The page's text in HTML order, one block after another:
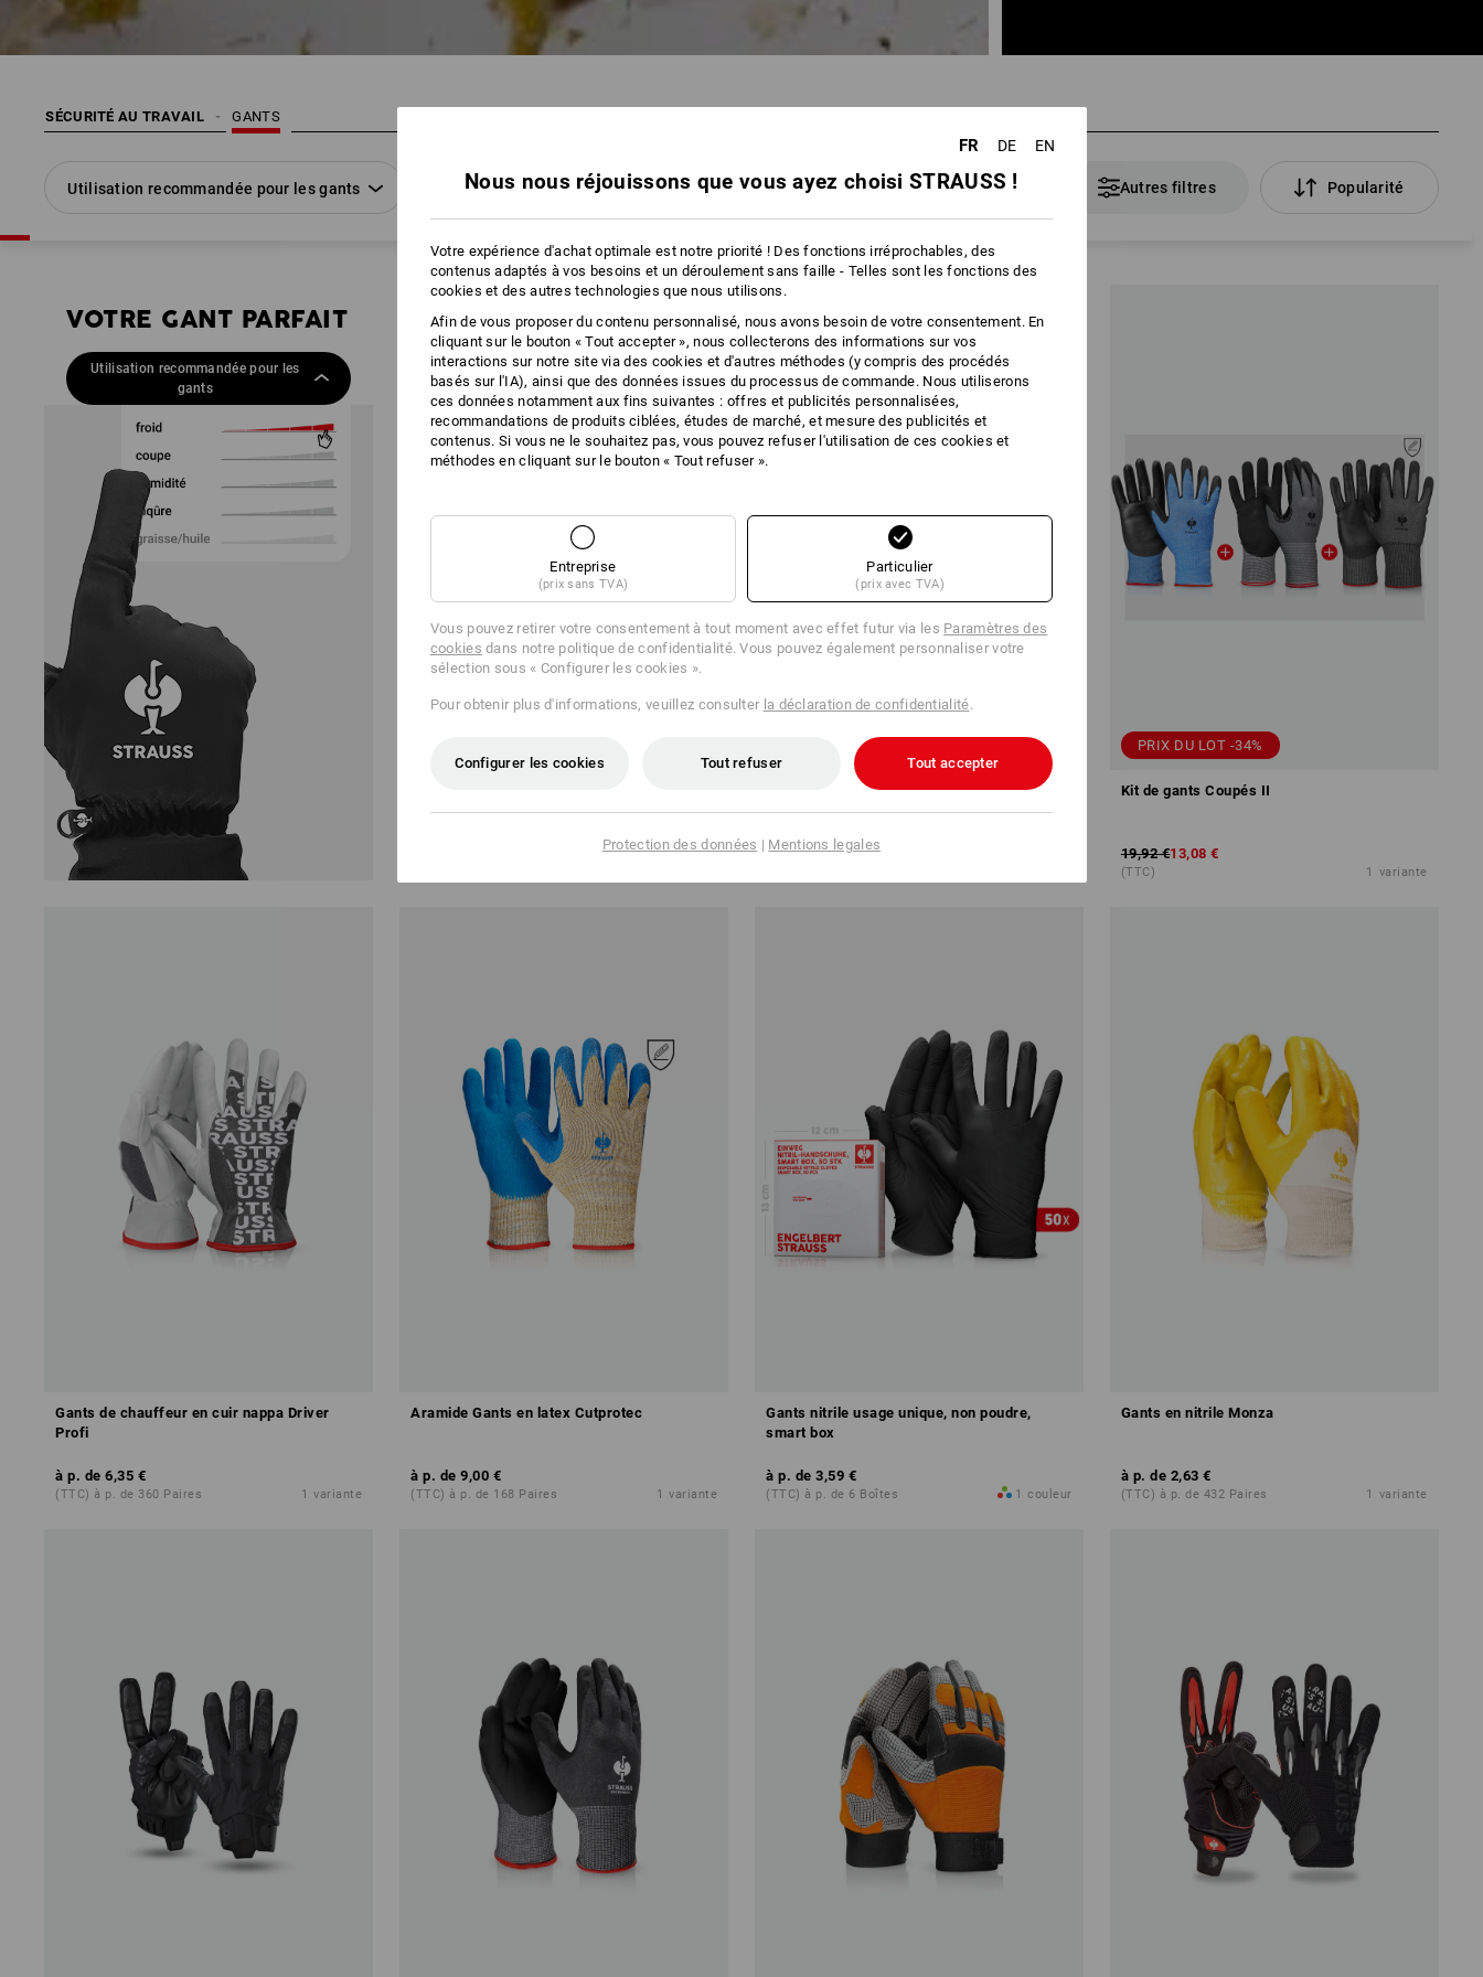
SÉCURITÉ AU TRAVAIL GANTS
Utilisation recommandée pour les gants Taille 148 Articles Autres filtres Popularité
VOTRE GANT PARFAIT
Utilisation recommandée pour les
gants
VOTRE GANT PARFAIT
trouvé en un clin d'œil avec les
recommandations d'utilisation de gants
C’est très simple :
Ouvrir le filtre
quelques secondes
VOTRE GANT PARFAIT
Utilisation recommandée pour les
gants
e.s. Gants de mécanicien Mirage
à p. de 22,68 €
PRIX DU LOT -34%
Kit de gants Coupés II
19,92 €13,08 €
(TTC) 1 variante
Gants de chauffeur en cuir nappa Driver
Profi
à p. de 6,35 €
(TTC) à p. de 360 Paires 1 variante
Aramide Gants en latex Cutprotec
à p. de 9,00 €
(TTC) à p. de 168 Paires 1 variante
Gants nitrile usage unique, non poudre,
smart box
à p. de 3,59 €
(TTC) à p. de 6 Boîtes 1 couleur
Gants en nitrile Monza
à p. de 2,63 €
(TTC) à p. de 432 Paires 1 variante
FR DE EN
Nous nous réjouissons que vous ayez choisi STRAUSS !
Votre expérience d'achat optimale est notre priorité ! Des fonctions irréprochables, des
contenus adaptés à vos besoins et un déroulement sans faille - Telles sont les fonctions des
cookies et des autres technologies que nous utilisons.
Afin de vous proposer du contenu personnalisé, nous avons besoin de votre consentement. En
cliquant sur le bouton « Tout accepter », nous collecterons des informations sur vos
interactions sur notre site via des cookies et d'autres méthodes (y compris des procédés
basés sur l'IA), ainsi que des données issues du processus de commande. Nous utiliserons
ces données notamment aux fins suivantes : offres et publicités personnalisées,
recommandations de produits ciblées, études de marché, et mesure des publicités et
contenus. Si vous ne le souhaitez pas, vous pouvez refuser l'utilisation de ces cookies et
méthodes en cliquant sur le bouton « Tout refuser ».
Entreprise
(prix sans TVA)
Particulier
(prix avec TVA)
Vous pouvez retirer votre consentement à tout moment avec effet futur via les Paramètres des
cookies dans notre politique de confidentialité. Vous pouvez également personnaliser votre
sélection sous « Configurer les cookies ».
Pour obtenir plus d'informations, veuillez consulter la déclaration de confidentialité.
Configurer les cookies Tout refuser Tout accepter
Protection des données | Mentions legales